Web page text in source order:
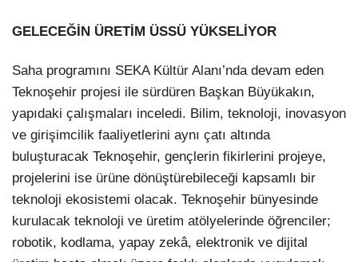
GELECEĞİN ÜRETİM ÜSSÜ YÜKSELİYOR
Saha programını SEKA Kültür Alanı’nda devam eden
Teknoşehir projesi ile sürdüren Başkan Büyükakın,
yapıdaki çalışmaları inceledi. Bilim, teknoloji, inovasyon
ve girişimcilik faaliyetlerini aynı çatı altında
buluşturacak Teknoşehir, gençlerin fikirlerini projeye,
projelerini ise ürüne dönüştürebileceği kapsamlı bir
teknoloji ekosistemi olacak. Teknoşehir bünyesinde
kurulacak teknoloji ve üretim atölyelerinde öğrenciler;
robotik, kodlama, yapay zekâ, elektronik ve dijital